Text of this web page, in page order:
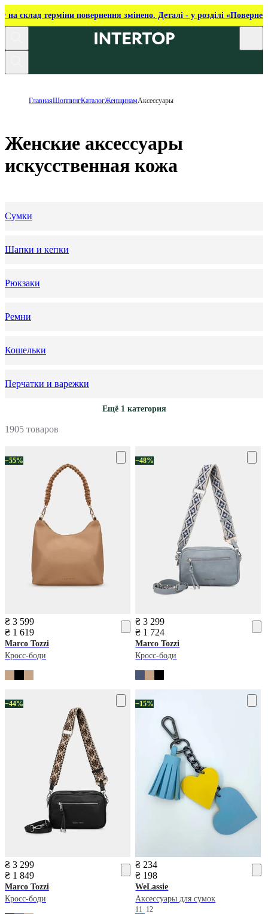
на склад терміни повернення змінено. Деталі - у розділі
ГлавнаяШоппингКаталогЖенщинамАксессуары
Женские аксессуары
искусственная кожа
Сумки
Шапки и кепки
Рюкзаки
Ремни
Кошельки
Перчатки и варежки
Ещё 1 категория
1905 товаров
−55%
₴ 3 599
₴ 1 619
Marco Tozzi
Кросс-боди
−48%
₴ 3 299
₴ 1 724
Marco Tozzi
Кросс-боди
−44%
₴ 3 299
₴ 1 849
Marco Tozzi
Кросс-боди
−15%
₴ 234
₴ 198
WeLassie
Аксессуары для сумок
11 12